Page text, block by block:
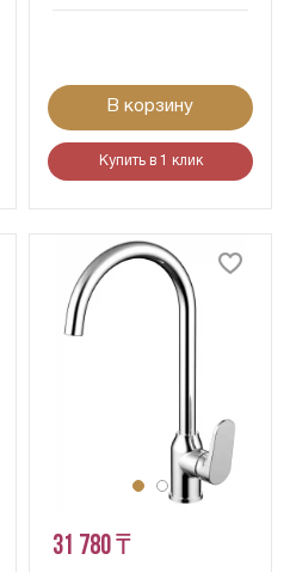
В корзину
Купить в 1 клик
31 780 ₸